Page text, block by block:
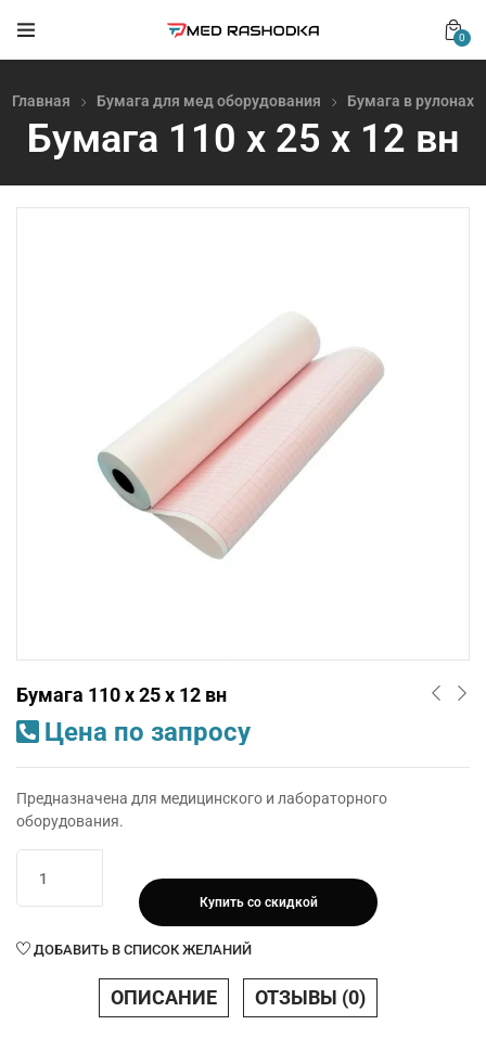
0
Главная Бумага для мед оборудования Бумага в рулонах
Бумага 110 х 25 х 12 вн
Бумага 110 х 25 х 12 вн
Цена по запросу
Предназначена для медицинского и лабораторного
оборудования.
товара
Бумага
х
Купить со скидкой
ДОБАВИТЬ В СПИСОК ЖЕЛАНИЙ
ОПИСАНИЕ ОТЗЫВЫ (0)